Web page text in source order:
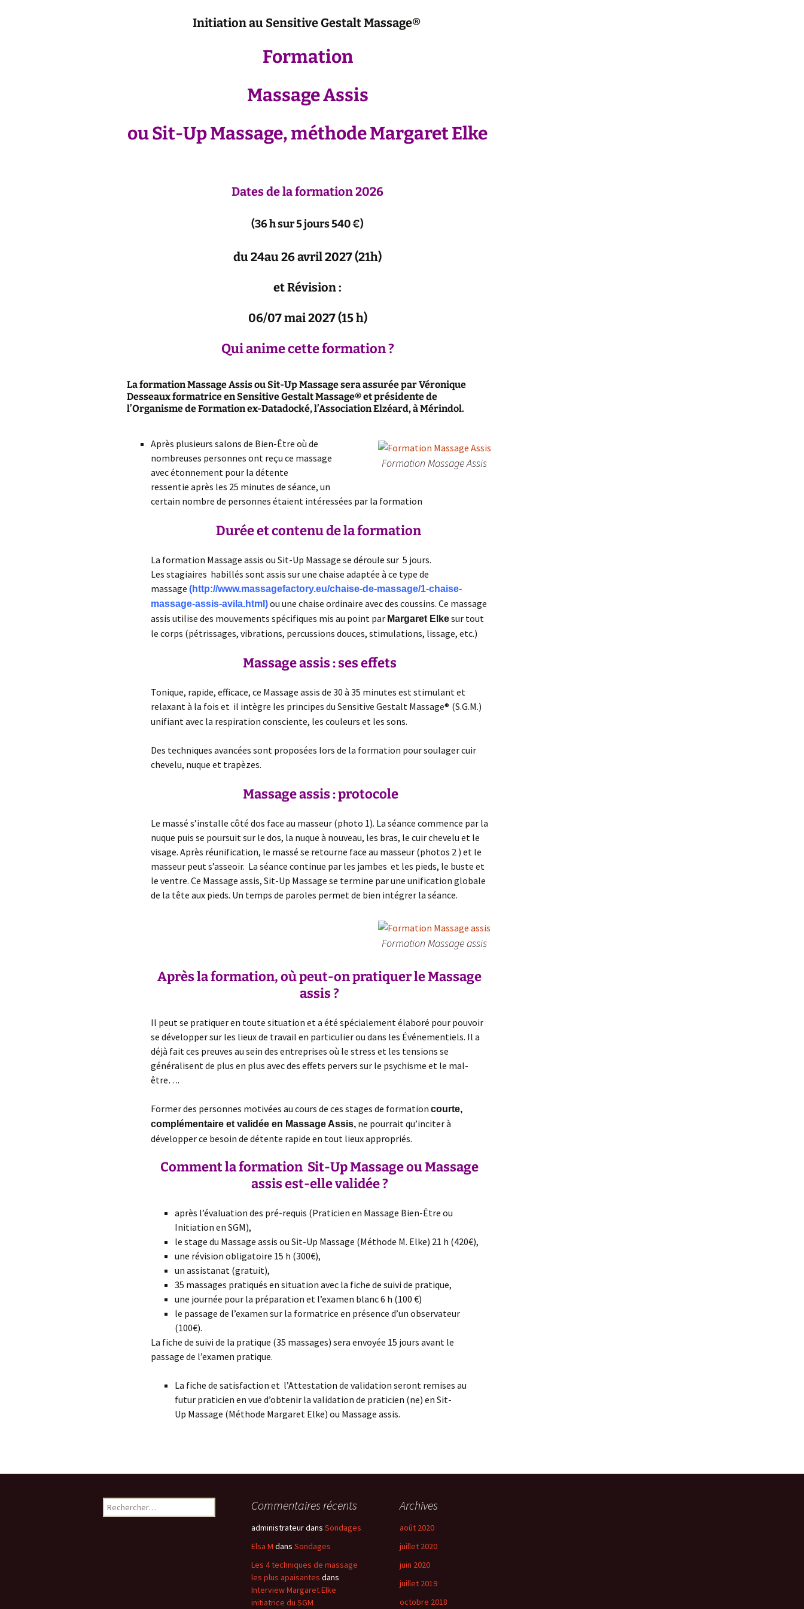
Initiation au Sensitive Gestalt Massage®
Formation
Massage Assis
ou Sit-Up Massage, méthode Margaret Elke
Dates de la formation 2026
(36 h sur 5 jours 540 €)
du 24au 26 avril 2027 (21h)
et Révision :
06/07 mai 2027 (15 h)
Qui anime cette formation ?
La formation Massage Assis ou Sit-Up Massage sera assurée parVéronique
Desseauxformatrice en Sensitive Gestalt Massage® et présidente de
l’Organisme de Formation ex-Datadocké, l’Association Elzéard, à Mérindol.
Formation Massage Assis
Après plusieurs salons de Bien-Être où de
nombreuses personnes ont reçu ce massage
avec étonnement pour la détente
ressentie après les 25 minutes de séance, un
certain nombre de personnes étaient intéressées par la formation
Durée et contenu de la formation
La formation Massage assis ou Sit-Up Massage se déroule sur 5 jours.
Les stagiaires habillés sont assis sur une chaise adaptée à ce type de
massage (http://www.massagefactory.eu/chaise-de-massage/1-chaise-
massage-assis-avila.html)ou une chaise ordinaire avec des coussins. Ce massage
assis utilise des mouvements spécifiques mis au point par Margaret Elkesur tout
le corps (pétrissages, vibrations, percussions douces, stimulations, lissage, etc.)
Massage assis : ses effets
Tonique, rapide, efficace, ce Massage assis de 30 à 35 minutes est stimulant et
relaxant à la fois et il intègre les principes du Sensitive Gestalt Massage® (S.G.M.)
unifiant avec la respiration consciente, les couleurs et les sons.
Des techniques avancées sont proposées lors de la formation pour soulager cuir
chevelu, nuque et trapèzes.
Massage assis : protocole
Le massé s’installe côté dos face au masseur (photo 1). La séance commence par la
nuque puis se poursuit sur le dos, la nuque à nouveau, les bras, le cuir chevelu et le
visage. Après réunification, le massé se retourne face au masseur (photos 2 ) et le
masseur peut s’asseoir. La séance continue par les jambes et les pieds, le buste et
le ventre. Ce Massage assis, Sit-Up Massage se termine par une unification globale
de la tête aux pieds. Un temps de paroles permet de bien intégrer la séance.
Formation Massage assis
Après la formation, où peut-on pratiquer le Massage
assis ?
Il peut se pratiquer en toute situation et a été spécialement élaboré pour pouvoir
se développer sur les lieux de travail en particulier ou dans les Événementiels. Il a
déjà fait ces preuves au sein des entreprises où le stress et les tensions se
généralisent de plus en plus avec des effets pervers sur le psychisme et le mal-
être….
Former des personnes motivées au cours de ces stages de formation courte,
complémentaire et validée en Massage Assis, ne pourrait qu’inciter à
développer ce besoin de détente rapide en tout lieux appropriés.
Comment la formation Sit-Up Massageou Massage
assisest-elle validée ?
après l’évaluation des pré-requis (Praticien en Massage Bien-Être ou
Initiation en SGM),
le stage du Massage assis ou Sit-Up Massage (Méthode M. Elke) 21 h (420€),
une révision obligatoire 15 h (300€),
un assistanat (gratuit),
35 massages pratiqués en situation avec la fiche de suivi de pratique,
une journée pour la préparation et l’examen blanc 6 h (100 €)
le passage de l’examen sur la formatrice en présence d’un observateur
(100€).
La fiche de suivi de la pratique (35 massages) sera envoyée 15 jours avant le
passage de l’examen pratique.
La fiche de satisfaction et l’Attestation de validation seront remises au
futur praticien en vue d’obtenir la validation de praticien (ne) en Sit-
Up Massage (Méthode Margaret Elke) ou Massage assis.
Rechercher : Commentaires récents
administrateurdans Sondages
Elsa M dans Sondages
Les 4 techniques de massage
les plus apaisantes dans
Interview Margaret Elke
initiatrice du SGM
Archives
août 2020
juillet 2020
juin 2020
juillet 2019
octobre 2018